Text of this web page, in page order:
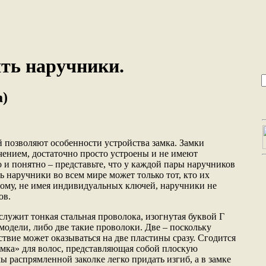
наручники.
особенности устройства замка. Замки
достаточно просто устроены и не имеют
понятно – представьте, что у каждой пары наручников
наручники во всем мире может только тот, кто их
не имея индивидуальных ключей, наручники не
тонкая стальная проволока, изогнутая буквой Г
либо две такие проволоки. Две – поскольку
может оказываться на две пластины сразу. Сгодится
для волос, представляющая собой плоскую
распрямленной заколке легко придать изгиб, а в замке